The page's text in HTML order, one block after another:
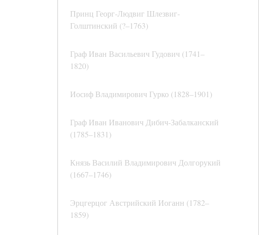
Принц Георг-Людвиг Шлезвиг-
Голштинский (?–1763)
Граф Иван Васильевич Гудович (1741–
1820)
Иосиф Владимирович Гурко (1828–1901)
Граф Иван Иванович Дибич-Забалканский
(1785–1831)
Князь Василий Владимирович Долгорукий
(1667–1746)
Эрцгерцог Австрийский Иоганн (1782–
1859)